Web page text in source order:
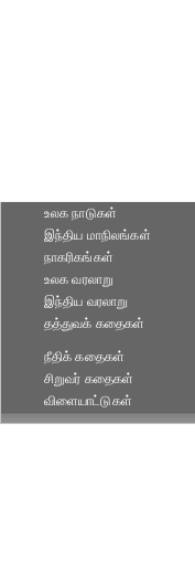
உலக நாடுகள்
இந்திய மாநிலங்கள்
நாகரிகங்கள்
உலக வரலாறு
இந்திய வரலாறு
தத்துவக் கதைகள்
நீதிக் கதைகள்
சிறுவர் கதைகள்
விளையாட்டுகள்